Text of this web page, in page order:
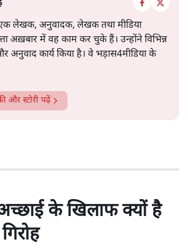
लेखक, अनुवादक, लेखक तथा मीडिया
अख़बार में वह काम कर चुके हैं। उन्होंने विभिन्न
अनुवाद कार्य किया है। वे भड़ास4मीडिया के
और स्टोरी पढ़ें
के खिलाफ क्यों है